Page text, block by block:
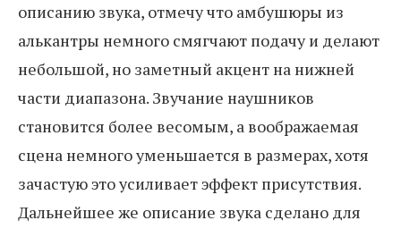
описанию звука, отмечу что амбушюры из
алькантры немного смягчают подачу и делают
небольшой, но заметный акцент на нижней
части диапазона. Звучание наушников
становится более весомым, а воображаемая
сцена немного уменьшается в размерах, хотя
зачастую это усиливает эффект присутствия.
Дальнейшее же описание звука сделано для